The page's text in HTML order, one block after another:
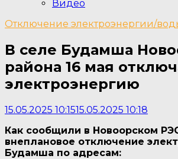
Видео
Отключение электроэнергии/
В селе Будамша
района 16 мая
электроэнергию
15.05.2025 10:1515.05.2025 10:18
Как сообщили в Новоорском
внеплановое отключение
Будамша по адресам: